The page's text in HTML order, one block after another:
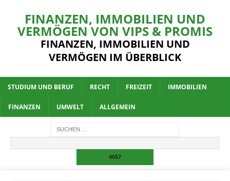
FINANZEN, IMMOBILIEN UND
VERMÖGEN VON VIPS & PROMIS
FINANZEN, IMMOBILIEN UND
VERMÖGEN IM ÜBERBLICK
STUDIUM UND BERUF RECHT FREIZEIT IMMOBILIEN
FINANZEN UMWELT ALLGEMEIN